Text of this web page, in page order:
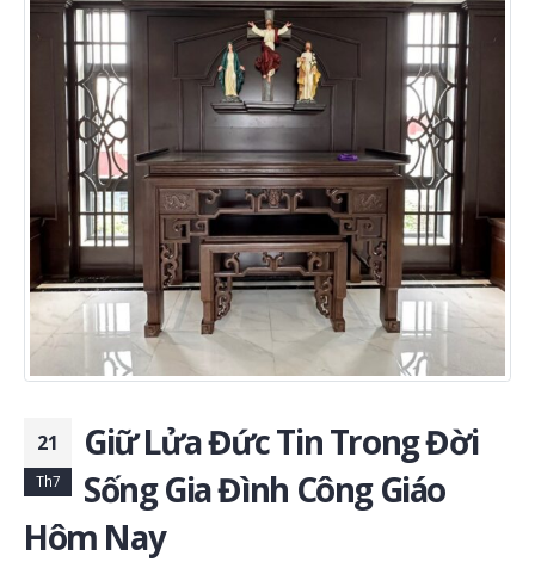
21
Th7
Giữ Lửa Đức Tin Trong Đời
Sống Gia Đình Công Giáo
Hôm Nay